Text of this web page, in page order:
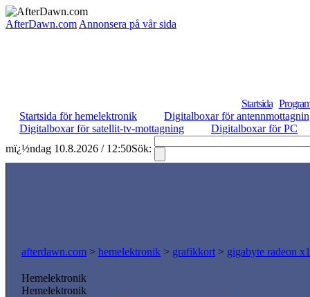
AfterDawn.com Annonsera på vår sida
Startsida
Startsida för hemelektronik
Digitalboxar för
Digitalboxar för satellit-tv-mottagning
Digitalboxar för PC
mï¿½ndag 10.8.2026 / 12:50Sök:
afterdawn.com > hemelektronik > grafikkort > gigabyte radeon
Hemelektronik
Hemelektronik